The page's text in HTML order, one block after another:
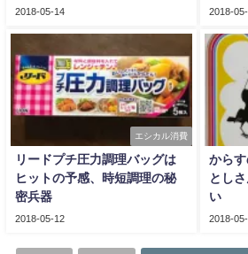
2018-05-14 2018-
エシカル消費
リードプチ圧力調理バッグは
ヒットの予感、時短調理の秘
密兵器
2018-05-12
から
とし
い
2018-05-